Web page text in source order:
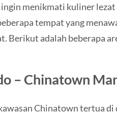
ingin menikmati kuliner
tempat yang
Berikut adalah beberapa
– Chinatown
Chinatown tertua